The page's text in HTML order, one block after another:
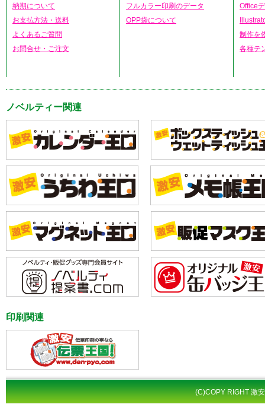
納期について
お支払方法・送料
よくあるご質問
お問合せ・ご注文
フルカラー印刷のデータ
OPP袋について
Office
制作を
各種テ
ノベルティー関連
印刷関連
(C)COPY RIGHT 激